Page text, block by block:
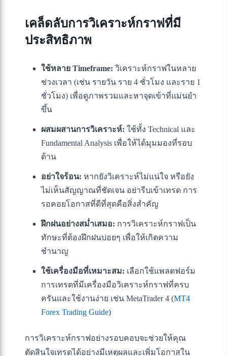
เคล็ดลับการวิเคราะห์กราฟที่มี
ประสิทธิภาพ
ใช้หลาย Timeframe: วิเคราะห์กราฟในหลาย
ช่วงเวลา (เช่น รายวัน ราย 4 ชั่วโมง และราย 1
ชั่วโมง) เพื่อดูภาพรวมและหาจุดเข้าที่แม่นยำ
ขึ้น
ผสมผสานการวิเคราะห์: ใช้ทั้ง Technical และ
Fundamental Analysis เพื่อให้ได้มุมมองที่รอบ
ด้าน
อย่าใจร้อน: หากยังวิเคราะห์ไม่แน่ใจ หรือยัง
ไม่เห็นสัญญาณที่ชัดเจน อย่ารีบเข้าเทรด การ
รอคอยโอกาสที่ดีที่สุดคือสิ่งสำคัญ
ฝึกฝนอย่างสม่ำเสมอ: การวิเคราะห์กราฟเป็น
ทักษะที่ต้องฝึกฝนบ่อยๆ เพื่อให้เกิดความ
ชำนาญ
ใช้เครื่องมือที่เหมาะสม: เลือกใช้แพลตฟอร์ม
การเทรดที่มีเครื่องมือวิเคราะห์กราฟที่ครบ
ครันและใช้งานง่าย เช่น MetaTrader 4 (MT4
Forex Trading Guide)
การวิเคราะห์กราฟอย่างรอบคอบจะช่วยให้คุณ
ตัดสินใจเทรดได้อย่างมีเหตุผลและเพิ่มโอกาสใน